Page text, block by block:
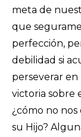
meta de
que
perfección,
debilidad si
perseverar
victoria sobre
¿cómo no nos
su Hijo?